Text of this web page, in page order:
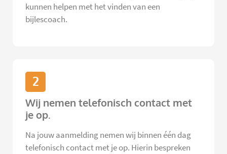
kunnen helpen met het vinden van een
bijlescoach.
2
Wij nemen telefonisch contact met
je op.
Na jouw aanmelding nemen wij binnen één dag
telefonisch contact met je op. Hierin bespreken